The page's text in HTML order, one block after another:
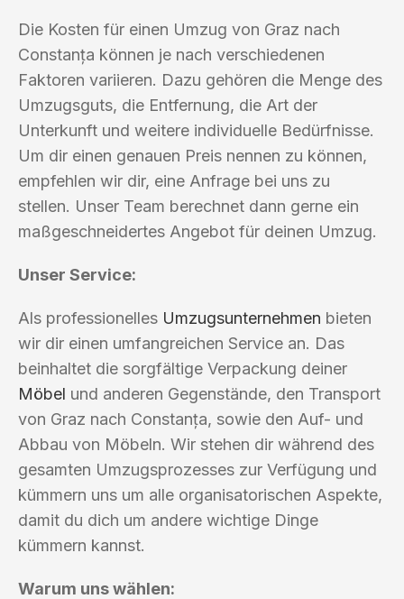
Die Kosten für einen Umzug von Graz nach
Constanța können je nach verschiedenen
Faktoren variieren. Dazu gehören die Menge des
Umzugsguts, die Entfernung, die Art der
Unterkunft und weitere individuelle Bedürfnisse.
Um dir einen genauen Preis nennen zu können,
empfehlen wir dir, eine Anfrage bei uns zu
stellen. Unser Team berechnet dann gerne ein
maßgeschneidertes Angebot für deinen Umzug.
Unser Service:
Als professionelles Umzugsunternehmen bieten
wir dir einen umfangreichen Service an. Das
beinhaltet die sorgfältige Verpackung deiner
Möbel und anderen Gegenstände, den Transport
von Graz nach Constanța, sowie den Auf- und
Abbau von Möbeln. Wir stehen dir während des
gesamten Umzugsprozesses zur Verfügung und
kümmern uns um alle organisatorischen Aspekte,
damit du dich um andere wichtige Dinge
kümmern kannst.
Warum uns wählen: